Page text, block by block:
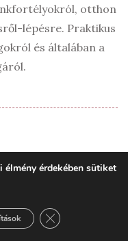
otthon
lépésre. Praktikus
és általában a
hatású, érett bőrre
érdekében sütiket
Close GDPR